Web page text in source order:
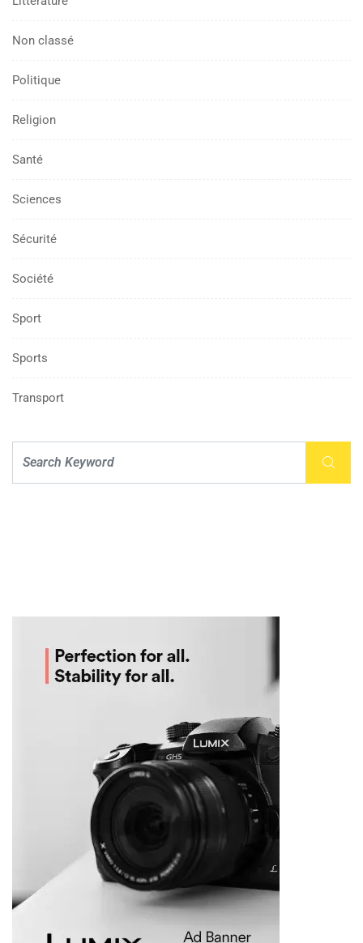
Non classé
Politique
Religion
Santé
Sciences
Sécurité
Société
Sport
Sports
Transport